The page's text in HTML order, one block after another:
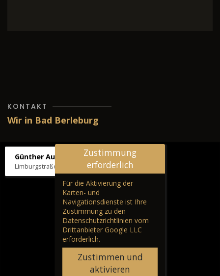
KONTAKT
Wir in Bad Berleburg
Günther Autos & Service
Limburgstraße 39, 57319 Bad Berleburg
Zustimmung
erforderlich
Für die Aktivierung der
Karten- und
Navigationsdienste ist Ihre
Zustimmung zu den
Datenschutzrichtlinien vom
Drittanbieter Google LLC
erforderlich.
Zustimmen und
aktivieren